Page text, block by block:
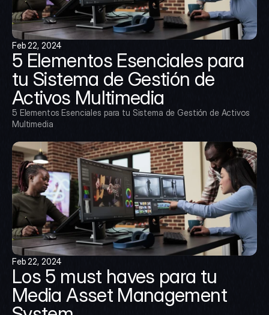
Feb 22, 2024
5 Elementos Esenciales para
tu Sistema de Gestión de
Activos Multimedia
5 Elementos Esenciales para tu Sistema de Gestión de Activos
Multimedia
Feb 22, 2024
Los 5 must haves para tu
Media Asset Management